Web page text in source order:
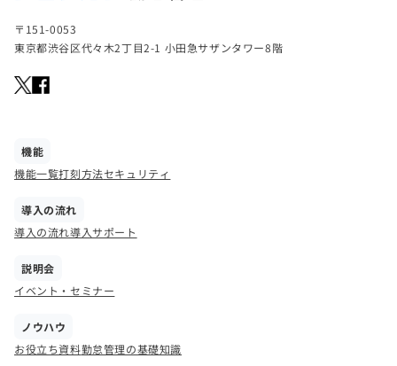
〒151-0053
東京都渋谷区代々木2丁目2-1 小田急サザンタワー8階
機能
機能一覧打刻方法セキュリティ
導入の流れ
導入の流れ導入サポート
説明会
イベント・セミナー
ノウハウ
お役立ち資料勤怠管理の基礎知識